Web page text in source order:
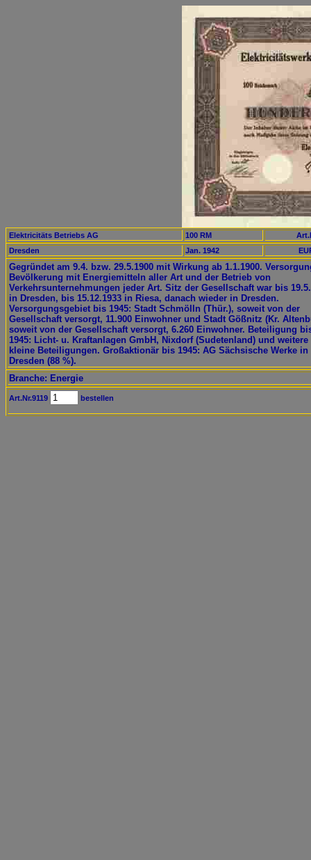
Elektricitäts Betriebs AG 100 RM
Dresden
Jan. 1942
Gegründet am 9.4. bzw. 29.5.1900 mit Wirkung ab 1.1.1900.
Bevölkerung mit Energiemitteln aller Art und der Betrieb von
Verkehrsunternehmungen jeder Art. Sitz der Gesellschaft war bis
in Dresden, bis 15.12.1933 in Riesa, danach wieder in Dresden.
Versorgungsgebiet bis 1945: Stadt Schmölln (Thür.), soweit von der
Gesellschaft versorgt, 11.900 Einwohner und Stadt Gößnitz (Kr.
soweit von der Gesellschaft versorgt, 6.260 Einwohner. Beteiligung
1945: Licht- u. Kraftanlagen GmbH, Nixdorf (Sudetenland) und weitere
kleine Beteiligungen. Großaktionär bis 1945: AG Sächsische Werke in
Dresden (88 %).
Branche: Energie
Art.Nr.9119 bestellen